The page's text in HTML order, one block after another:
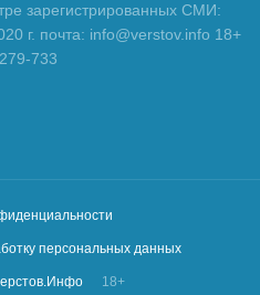
зарегистрированных СМИ:
г. почта: info@verstov.info 18+
733
персональных данных
18+